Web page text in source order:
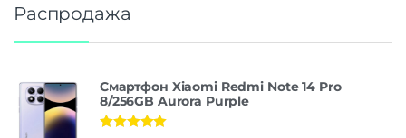
Распродажа
Смартфон Xiaomi Redmi Note 14 Pro
8/256GB Aurora Purple